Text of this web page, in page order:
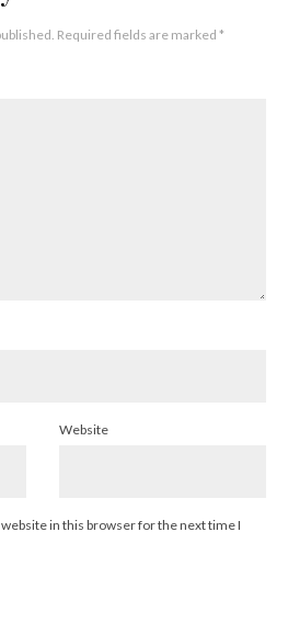
Required fields are marked *
Website
in this browser for the next time I